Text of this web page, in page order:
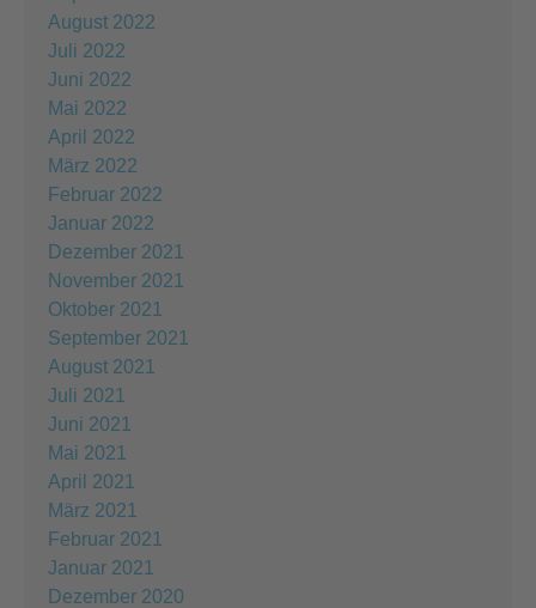
August 2022
Juli 2022
Juni 2022
Mai 2022
April 2022
März 2022
Februar 2022
Januar 2022
Dezember 2021
November 2021
Oktober 2021
September 2021
August 2021
Juli 2021
Juni 2021
Mai 2021
April 2021
März 2021
Februar 2021
Januar 2021
Dezember 2020